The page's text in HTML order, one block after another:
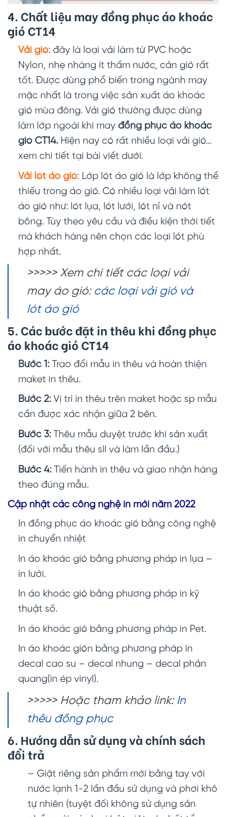
4. Chất liệu may đồng phục áo khoác
gió CT14
Vải gió: đây là loại vải làm từ PVC hoặc
Nylon, nhẹ nhàng ít thấm nước, cản gió rất
tốt. Được dùng phổ biến trong ngành may
mặc nhất là trong việc sản xuất áo khoác
gió mùa đông. Vải gió thường được dùng
làm lớp ngoài khi may đồng phục áo khoác
gió CT14. Hiện nay có rất nhiều loại vải gió…
xem chi tiết tại bài viết dưới.
Vải lót áo gió: Lớp lót áo gió là lớp không thể
thiếu trong áo gió. Có nhiều loại vải làm lót
áo gió như: lót lụa, lót lưới, lót nỉ và nót
bông. Tùy theo yêu cầu và điều kiện thời tiết
mà khách hàng nên chọn các loại lót phù
hợp nhất.
>>>>> Xem chi tiết các loại vải
may áo gió: các loại vải gió và
lót áo gió
5. Các bước đặt in thêu khi đồng phục
áo khoác gió CT14
Bước 1:Trao đổi mẫu in thêu và hoàn thiện
maket in thêu.
Bước 2:Vị trí in thêu trên maket hoặc sp mẫu
cần được xác nhận giữa 2 bên.
Bước 3:Thêu mẫu duyệt trước khi sản xuất
(đối với mẫu thêu sll và làm lần đầu.)
Bước 4:Tiến hành in thêu và giao nhận hàng
theo đúng mẫu.
Cập nhật các công nghệ in mới năm 2022
In đồng phục áo khoác gió bằng công nghệ
in chuyển nhiệt
In áo khoác gió bằng phương pháp in lụa –
in lưới.
In áo khoác gió bằng phương pháp in kỹ
thuật số.
In áo khoác gió bằng phương pháp in Pet.
In áo khoác gión bằng phương pháp in
decal cao su – decal nhung – decal phản
quang(in ép vinyl).
>>>>> Hoặc tham khảo link: In
thêu đồng phục
6. Hướng dẫn sử dụng và chính sách
đổi trả
– Giặt riêng sản phẩm mới bằng tay với
nước lạnh 1-2 lần đầu sử dụng và phơi khô
tự nhiên (tuyệt đối không sử dụng sản